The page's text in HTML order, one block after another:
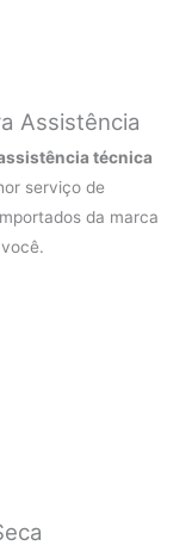
Assistência
técnica
serviço de
da marca